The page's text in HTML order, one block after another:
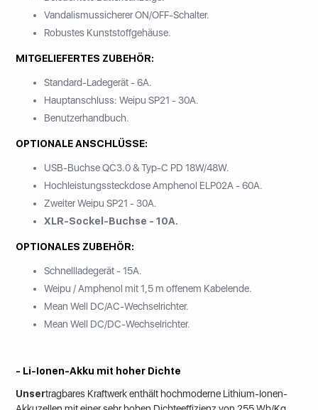
Vandalismussicherer ON/OFF-Schalter.
Robustes Kunststoffgehäuse.
MITGELIEFERTES ZUBEHÖR:
Standard-Ladegerät - 6A.
Hauptanschluss: Weipu SP21 - 30A.
Benutzerhandbuch.
OPTIONALE ANSCHLÜSSE:
USB-Buchse QC3.0 & Typ-C PD 18W/48W.
Hochleistungssteckdose Amphenol ELP02A - 60A.
Zweiter Weipu SP21 - 30A.
XLR-Sockel-Buchse - 10A.
OPTIONALES ZUBEHÖR:
Schnellladegerät - 15A.
Weipu / Amphenol mit 1,5 m offenem Kabelende.
Mean Well DC/AC-Wechselrichter.
Mean Well DC/DC-Wechselrichter.
- Li-Ionen-Akku mit hoher Dichte
‍Unsertragbares Kraftwerk enthält hochmoderne Lithium-Ionen-